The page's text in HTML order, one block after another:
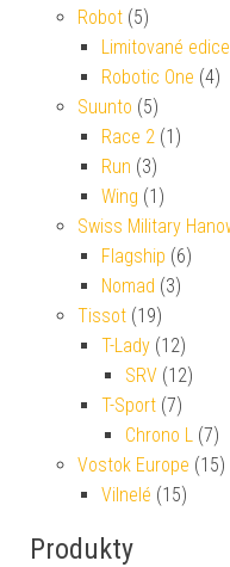
Robot (5)
Limitované edice
Robotic One (4)
Suunto (5)
Race 2 (1)
Run (3)
Wing (1)
Swiss Military
Flagship (6)
Nomad (3)
Tissot (19)
T-Lady (12)
SRV (12)
T-Sport (7)
Chrono L (7)
Vostok Europe (15)
Vilnelé (15)
Produkty